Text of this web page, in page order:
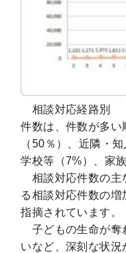
相談対応経路別
件数は、件数が多い
（50％）、近隣・
学校等（7%）、家
相談対応件数の主
る相談対応件数の
指摘されています。
子どもの生命が奪
いなど、深刻な状況